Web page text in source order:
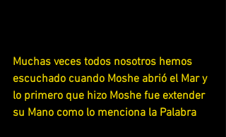
Muchas veces todos nosotros hemos
escuchado cuando Moshe abrió el Mar y
lo primero que hizo Moshe fue extender
su Mano como lo menciona la Palabra